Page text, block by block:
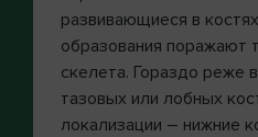
развивающиеся в
образования поражают
скелета. Гораздо реже
тазовых или лобных
локализации – нижние